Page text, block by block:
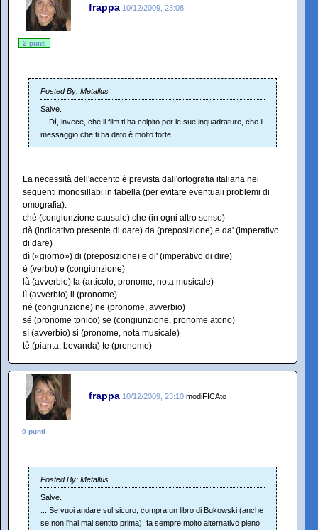
frappa 10/12/2009, 23:08
2 punti
Posted By: Metallus
Salve.
... Dì, invece, che il film ti ha colpito per le sue inquadrature, che il
messaggio che ti ha dato è molto forte. ...
La necessità dell'accento è prevista dall'ortografia italiana nei
seguenti monosillabi in tabella (per evitare eventuali problemi di
omografia):
ché (congiunzione causale) che (in ogni altro senso)
dà (indicativo presente di dare) da (preposizione) e da' (imperativo
di dare)
dì («giorno») di (preposizione) e di' (imperativo di dire)
è (verbo) e (congiunzione)
là (avverbio) la (articolo, pronome, nota musicale)
lì (avverbio) li (pronome)
né (congiunzione) ne (pronome, avverbio)
sé (pronome tonico) se (congiunzione, pronome atono)
sì (avverbio) si (pronome, nota musicale)
tè (pianta, bevanda) te (pronome)
frappa 10/12/2009, 23:10 modiFICAto
0 punti
Posted By: Metallus
Salve.
... Se vuoi andare sul sicuro, compra un libro di Bukowski (anche
se non l'hai mai sentito prima), fa sempre molto alternativo pieno